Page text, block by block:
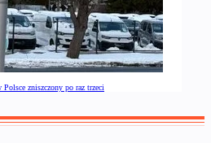
zniszczony po raz trzeci